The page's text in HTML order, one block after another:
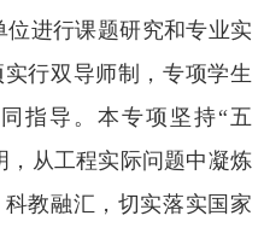
进行课题研究和专业实
行双导师制，专项学生
指导。本专项 坚持“五
，从工程实际问题中凝炼
教融汇，切实落实国家